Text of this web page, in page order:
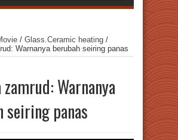
/ Glass.Ceramic heating /
Warnanya berubah seiring panas
zamrud: Warnanya
seiring panas